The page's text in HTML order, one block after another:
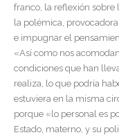
franco, la reflexión sobre
la polémica,
e impugnar el
«Así como nos
condiciones que han
realiza, lo que podría
estuviera en la misma
porque «lo personal es
Estado, materno, y su